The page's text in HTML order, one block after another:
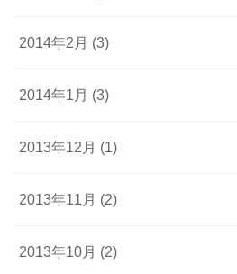
2014年2月 (3)
2014年1月 (3)
2013年12月 (1)
2013年11月 (2)
2013年10月 (2)